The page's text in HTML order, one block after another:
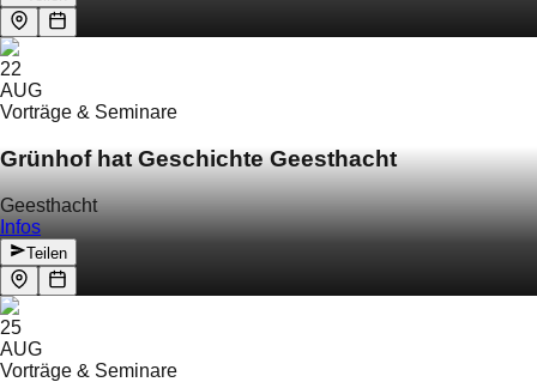
22
AUG
Vorträge & Seminare
Grünhof hat Geschichte Geesthacht
Geesthacht
Infos
Teilen
25
AUG
Vorträge & Seminare